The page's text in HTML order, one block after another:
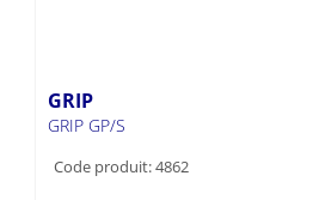
GRIP
GRIP GP/S
Code produit: 4862